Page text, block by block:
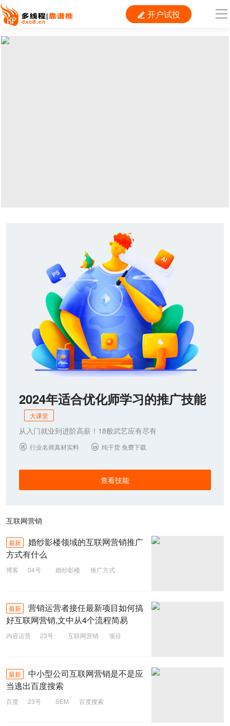
 开户试投
导
联系我们
2024年适合优化师学习的推广技能
大课堂
从入门就业到进阶高薪！18般武艺应有尽有
 行业名师真材实料  纯干货 免费下载
查看技能
互联网营销
最新
婚纱影楼领域的互联网营销推广
方式有什么
博客 04号 婚纱影楼
推广方式
最新
营销运营者接任最新项目如何搞
好互联网营销,文中从4个流程简易
内容运营 23号 互联网营销
项目
最新
中小型公司互联网营销是不是应
当逃出百度搜索
百度 23号 SEM
百度搜索